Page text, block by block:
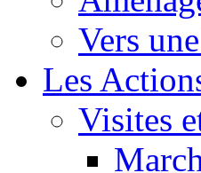
Vers
Les
Visites